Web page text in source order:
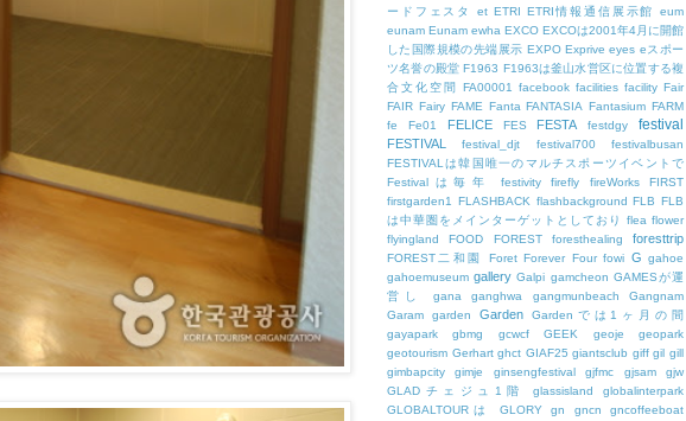
ードフェスタ
et ETRI ETRI情報通信展示館
eum
eunam Eunam ewha EXCO EXCOは2001年4月に開館
した国際規模の先端展示 EXPO Exprive eyes eスポー
ツ名誉の殿堂 F1963 F1963は釜山水営区に位置する複
合文化空間
FA00001 facebook facilities facility Fair
FAIR Fairy FAME Fanta FANTASIA Fantasium FARM
fe
Fe01 FELICE FES FESTA festdgy festival
FESTIVAL festival_djt festival700
festivalbusan
FESTIVALは韓国唯一のマルチスポーツイベントで
Festivalは毎年
festivity firefly fireWorks
FIRST
firstgarden1
FLASHBACK flashbackground FLB FLB
は中華圏をメインターゲットとしており
flea flower
flyingland
FOOD FOREST foresthealing foresttrip
FOREST二和園 Foret Forever Four fowi G gahoe
gahoemuseum gallery Galpi gamcheon GAMESが運
営し
gana ganghwa gangmunbeach
Gangnam
Garam
garden Garden
Gardenでは1ヶ月の間
gayapark
gbmg gcwcf GEEK geoje
geopark
geotourism Gerhart ghct GIAF25 giantsclub giff gil gill
gimbapcity
gimje ginsengfestival gjfmc gjsam
gjw
GLADチェジュ1階
glassisland
globalinterpark
GLOBALTOURは
GLORY gn gncn
gncoffeeboat